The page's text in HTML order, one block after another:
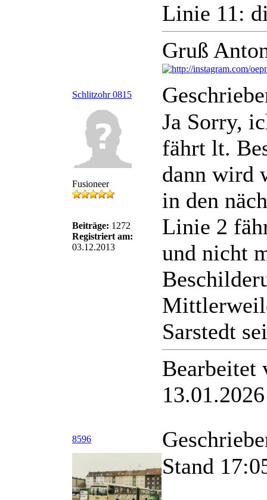
Linie 11:
Gruß
Schlitzohr 0815
Fusioneer
Beiträge: 1272
Registriert am:
03.12.2013
Ja Sorry,
fährt lt.
dann wird
in den
Linie 2
und nicht
Sarstedt
Bearbeitet
8596
Stand